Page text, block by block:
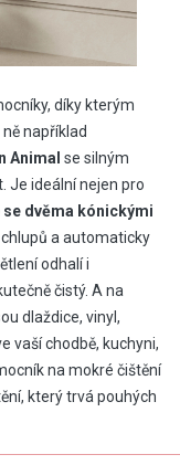
díky kterým
například
Animal se silným
Je ideální nejen pro
dvěma kónickými
a automaticky
odhalí i
čistý. A na
dlaždice, vinyl,
vaší chodbě, kuchyni,
na mokré čištění
který trvá pouhých